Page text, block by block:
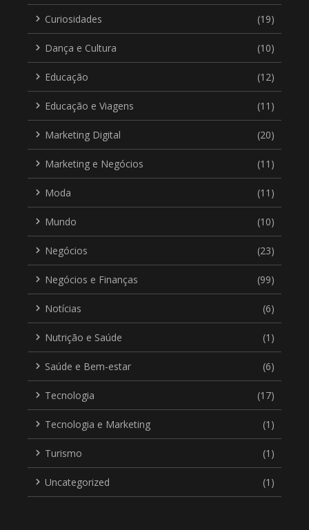
Curiosidades (19)
Dança e Cultura (10)
Educação (12)
Educação e Viagens (11)
Marketing Digital (20)
Marketing e Negócios (11)
Moda (11)
Mundo (10)
Negócios (23)
Negócios e Finanças (99)
Notícias (6)
Nutrição e Saúde (1)
Saúde e Bem-estar (6)
Tecnologia (17)
Tecnologia e Marketing (1)
Turismo (1)
Uncategorized (1)